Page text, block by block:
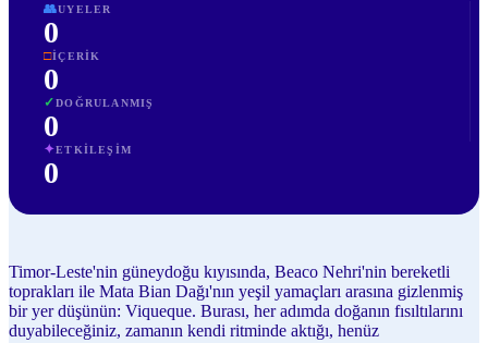
👥UYELER
0
□İÇERIK
0
✓DOĞRULANMIŞ
0
✦ETKILEŞIM
0
Timor-Leste'nin güneydoğu kıyısında, Beaco Nehri'nin bereketli
toprakları ile Mata Bian Dağı'nın yeşil yamaçları arasına gizlenmiş
bir yer düşünün: Viqueque. Burası, her adımda doğanın fısıltılarını
duyabileceğiniz, zamanın kendi ritminde aktığı, henüz